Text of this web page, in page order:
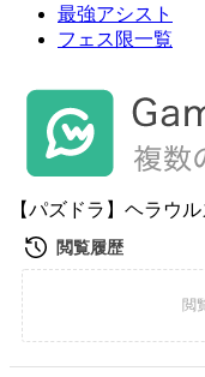
最強アシスト
フェス限一覧
【パズドラ】ヘラウ